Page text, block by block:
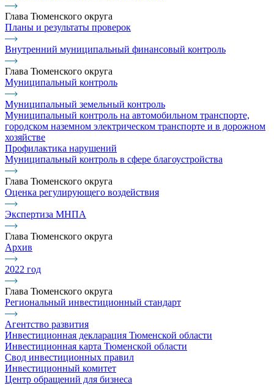
Глава Тюменского округа
Планы и результаты проверок
Внутренний муниципальный финансовый контроль
Глава Тюменского округа
Муниципальный контроль
Муниципальный земельный контроль
Муниципальный контроль на автомобильном транспорте,
городском наземном электрическом транспорте и в дорожном
хозяйстве
Профилактика нарушений
Муниципальный контроль в сфере благоустройства
Глава Тюменского округа
Оценка регулирующего воздействия
Экспертиза МНПА
Глава Тюменского округа
Архив
2022 год
Глава Тюменского округа
Региональный инвестиционный стандарт
Агентство развития
Инвестиционная декларация Тюменской области
Инвестиционная карта Тюменской области
Свод инвестиционных правил
Инвестиционный комитет
Центр обращений для бизнеса